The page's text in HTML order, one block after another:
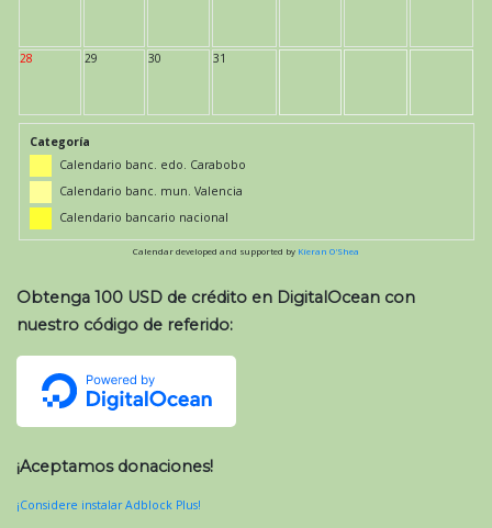
28 29 30 31
Categoría
Calendario banc. edo. Carabobo
Calendario banc. mun. Valencia
Calendario bancario nacional
Calendar developed and supported by Kieran O'Shea
Obtenga 100 USD de crédito en DigitalOcean con
nuestro código de referido:
¡Aceptamos donaciones!
¡Considere instalar Adblock Plus!